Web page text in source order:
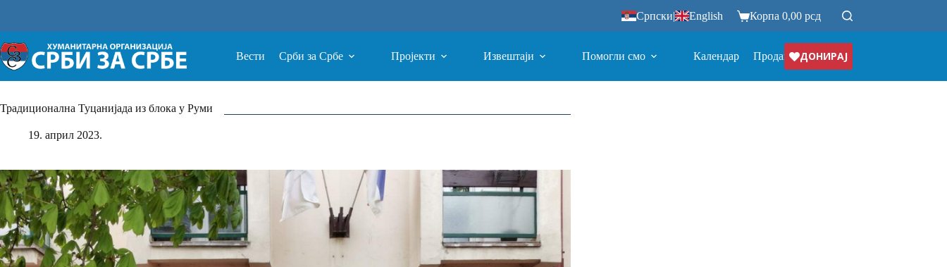
Српски| English Корпа 0,00 рсд
Вести Срби за Србе Пројекти Извештаји Помогли смо Календар ПродавницаДОНИРАЈ
Традиционална Туцанијада из блока у Руми
19. април 2023.